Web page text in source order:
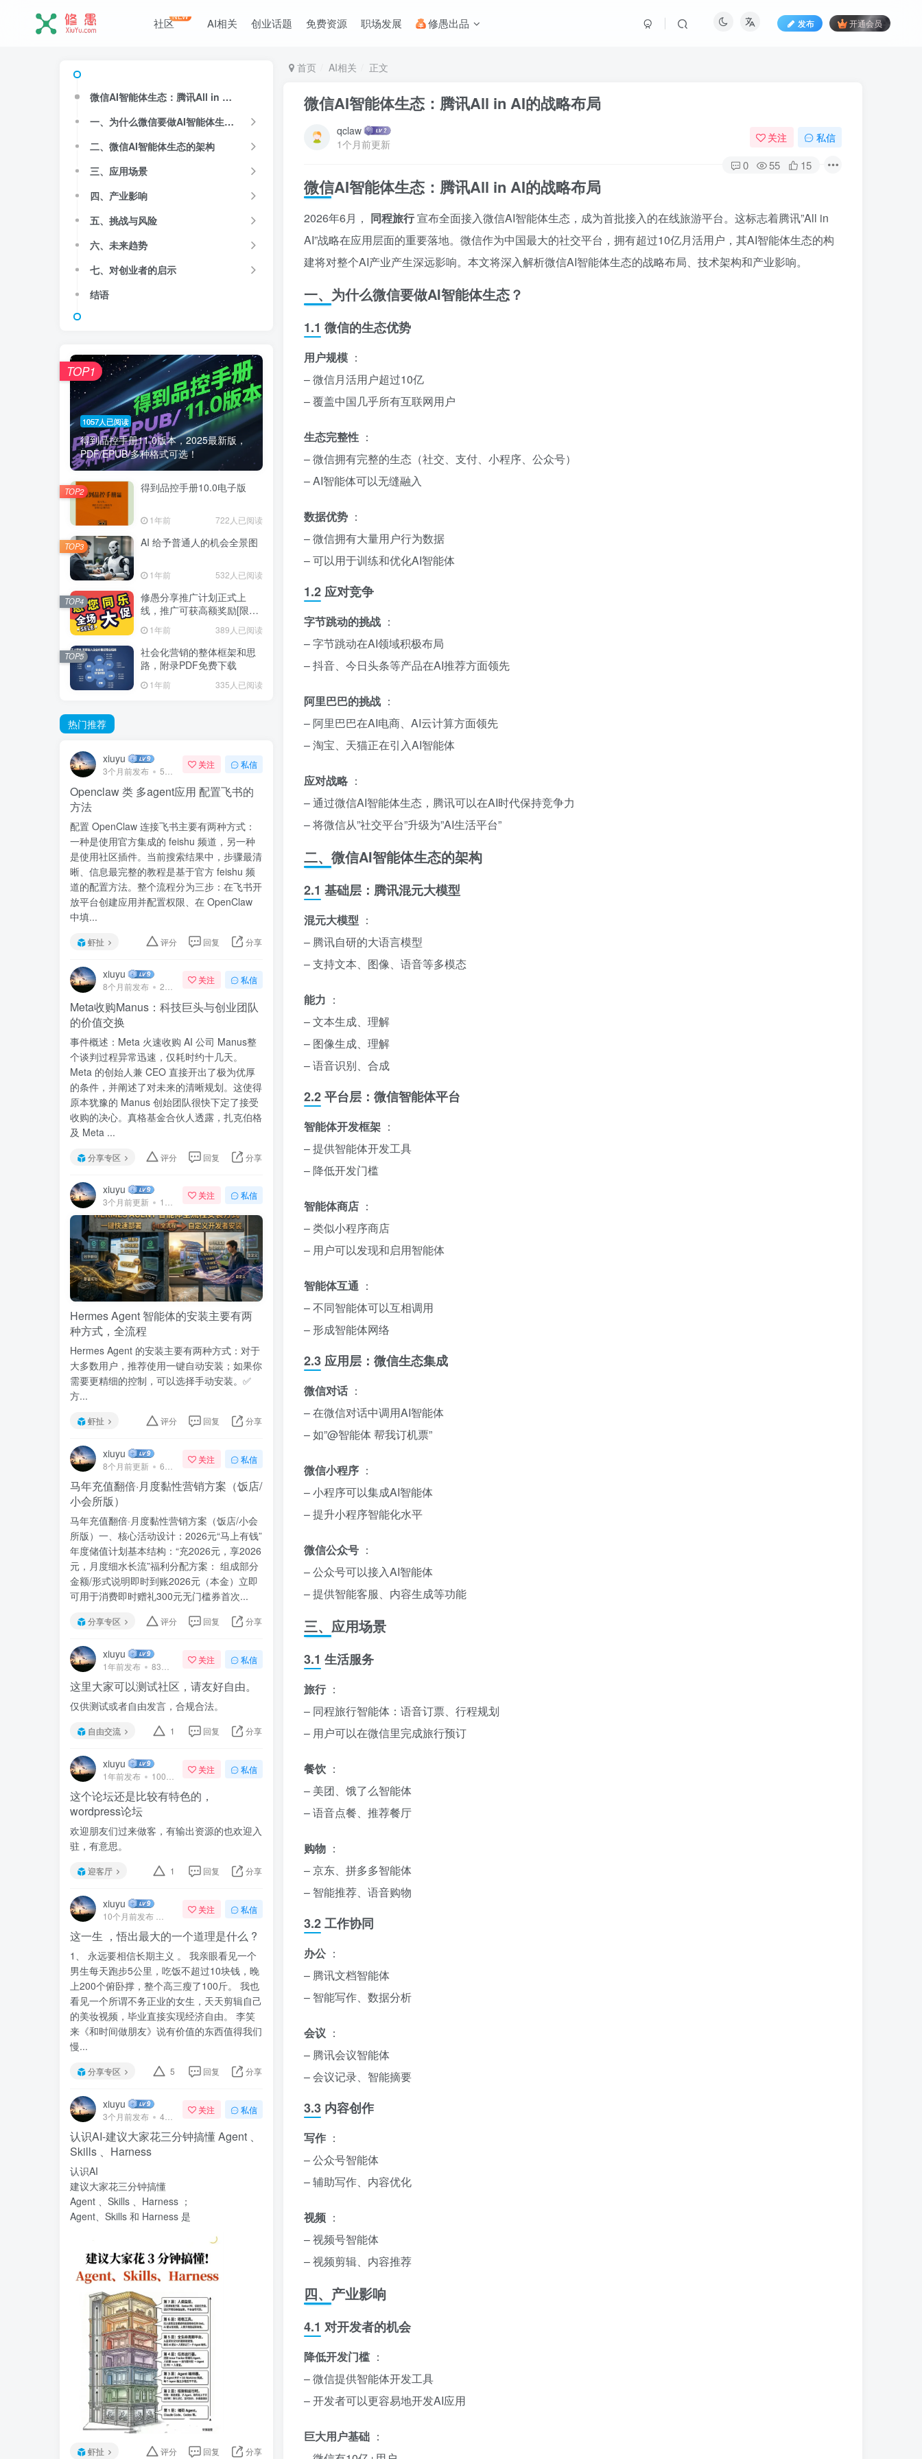
社区NEW AI相关 创业话题 免费资源 职场发展 修愚出品 发布 开通会员
首页 AI相关 正文
微信AI智能体生态：腾讯All in AI的战略布局
qclaw
1个月前更新
关注 私信
0 55 15
微信AI智能体生态：腾讯All in AI的战略布局
2026年6月， 同程旅行宣布全面接入微信AI智能体生态，成为首批接入的在线旅游平台。这标志着腾讯”All in
AI”战略在应用层面的重要落地。微信作为中国最大的社交平台，拥有超过10亿月活用户，其AI智能体生态的构
建将对整个AI产业产生深远影响。本文将深入解析微信AI智能体生态的战略布局、技术架构和产业影响。
一、为什么微信要做AI智能体生态？
1.1 微信的生态优势
用户规模 ：
– 微信月活用户超过10亿
– 覆盖中国几乎所有互联网用户
生态完整性 ：
– 微信拥有完整的生态（社交、支付、小程序、公众号）
– AI智能体可以无缝融入
数据优势 ：
– 微信拥有大量用户行为数据
– 可以用于训练和优化AI智能体
1.2 应对竞争
字节跳动的挑战 ：
– 字节跳动在AI领域积极布局
– 抖音、今日头条等产品在AI推荐方面领先
阿里巴巴的挑战 ：
– 阿里巴巴在AI电商、AI云计算方面领先
– 淘宝、天猫正在引入AI智能体
应对战略 ：
– 通过微信AI智能体生态，腾讯可以在AI时代保持竞争力
– 将微信从”社交平台”升级为”AI生活平台”
二、微信AI智能体生态的架构
2.1 基础层：腾讯混元大模型
混元大模型 ：
– 腾讯自研的大语言模型
– 支持文本、图像、语音等多模态
能力 ：
– 文本生成、理解
– 图像生成、理解
– 语音识别、合成
2.2 平台层：微信智能体平台
智能体开发框架 ：
– 提供智能体开发工具
– 降低开发门槛
智能体商店 ：
– 类似小程序商店
– 用户可以发现和启用智能体
智能体互通 ：
– 不同智能体可以互相调用
– 形成智能体网络
2.3 应用层：微信生态集成
微信对话 ：
– 在微信对话中调用AI智能体
– 如”@智能体 帮我订机票”
微信小程序 ：
– 小程序可以集成AI智能体
– 提升小程序智能化水平
微信公众号 ：
– 公众号可以接入AI智能体
– 提供智能客服、内容生成等功能
三、应用场景
3.1 生活服务
旅行 ：
– 同程旅行智能体：语音订票、行程规划
– 用户可以在微信里完成旅行预订
餐饮 ：
– 美团、饿了么智能体
– 语音点餐、推荐餐厅
购物 ：
– 京东、拼多多智能体
– 智能推荐、语音购物
3.2 工作协同
办公 ：
– 腾讯文档智能体
– 智能写作、数据分析
会议 ：
– 腾讯会议智能体
– 会议记录、智能摘要
3.3 内容创作
写作 ：
– 公众号智能体
– 辅助写作、内容优化
视频 ：
– 视频号智能体
– 视频剪辑、内容推荐
四、产业影响
4.1 对开发者的机会
降低开发门槛 ：
– 微信提供智能体开发工具
– 开发者可以更容易地开发AI应用
巨大用户基础 ：
微信AI智能体生态：腾讯All in AI的战略布局
一、为什么微信要做AI智能体生态？
二、微信AI智能体生态的架构
三、应用场景
四、产业影响
五、挑战与风险
六、未来趋势
七、对创业者的启示
结语
1057人已阅读
得到品控手册11.0版本，2025最新版，
PDF/EPUB/多种格式可选！
TOP1
得到品控手册10.0电子版
1年前 722人已阅读
TOP2
AI 给予普通人的机会全景图
1年前 532人已阅读
TOP3
修愚分享推广计划正式上
线，推广可获高额奖励[限时
1年前 389人已阅读
TOP4
社会化营销的整体框架和思
路，附录PDF免费下载
1年前 335人已阅读
TOP5
热门推荐
xiuyu
3个月前发布 57次阅读
关注 私信
Openclaw 类 多agent应用 配置飞书的
方法
配置 OpenClaw 连接飞书主要有两种方式：
一种是使用官方集成的 feishu 频道，另一种
是使用社区插件。当前搜索结果中，步骤最清
晰、信息最完整的教程是基于官方 feishu 频
道的配置方法。整个流程分为三步：在飞书开
放平台创建应用并配置权限、在 OpenClaw
中填...
虾扯 评分 回复 分享
xiuyu
8个月前发布 240次阅读
关注 私信
Meta收购Manus：科技巨头与创业团队
的价值交换
事件概述：Meta 火速收购 AI 公司 Manus整
个谈判过程异常迅速，仅耗时约十几天。
Meta 的创始人兼 CEO 直接开出了极为优厚
的条件，并阐述了对未来的清晰规划。这使得
原本犹豫的 Manus 创始团队很快下定了接受
收购的决心。真格基金合伙人透露，扎克伯格
及 Meta ...
分享专区 评分 回复 分享
xiuyu
3个月前更新 142次阅读
关注 私信
Hermes Agent 智能体的安装主要有两
种方式，全流程
Hermes Agent 的安装主要有两种方式：对于
大多数用户，推荐使用一键自动安装；如果你
需要更精细的控制，可以选择手动安装。✅
方...
虾扯 评分 回复 分享
xiuyu
8个月前更新 69次阅读
关注 私信
马年充值翻倍·月度黏性营销方案（饭店/
小会所版）
马年充值翻倍·月度黏性营销方案（饭店/小会
所版）一、核心活动设计：2026元“马上有钱”
年度储值计划基本结构：“充2026元，享2026
元，月度细水长流”福利分配方案： 组成部分
金额/形式说明即时到账2026元（本金）立即
可用于消费即时赠礼300元无门槛券首次...
分享专区 评分 回复 分享
xiuyu
1年前发布 83次阅读
关注 私信
这里大家可以测试社区，请友好自由。
仅供测试或者自由发言，合规合法。
自由交流 1 回复 分享
xiuyu
1年前发布 100次阅读
关注 私信
这个论坛还是比较有特色的，
wordpress论坛
欢迎朋友们过来做客，有输出资源的也欢迎入
驻，有意思。
迎客厅 1 回复 分享
xiuyu
41次阅读
关注 私信
这一生 ，悟出最大的一个道理是什么 ?
1、 永远要相信长期主义 。 我亲眼看见一个
男生每天跑步5公里，吃饭不超过10块钱，晚
上200个俯卧撑，整个高三瘦了100斤。 我也
看见一个所谓不务正业的女生，天天剪辑自己
的美妆视频，毕业直接实现经济自由。 李笑
来《和时间做朋友》说有价值的东西值得我们
慢...
分享专区 5 回复 分享
xiuyu
3个月前发布 47次阅读
关注 私信
认识AI-建议大家花三分钟搞懂 Agent 、
Skills 、Harness
认识AI
建议大家花三分钟搞懂
Agent 、Skills 、Harness ；
Agent、Skills 和 Harness 是
虾扯 评分 回复 分享